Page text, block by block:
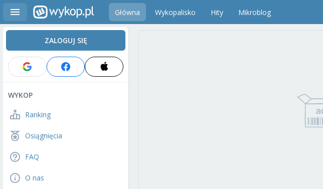
Główna Wykopalisko Hity Mikroblog
ZALOGUJ SIĘ
WYKOP
Ranking
Osiągnięcia
FAQ
O nas